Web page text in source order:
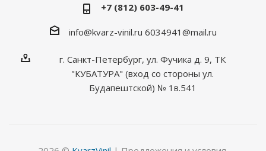
+7 (812) 603-49-41
info@kvarz-vinil.ru 6034941@mail.ru
г. Санкт-Петербург, ул. Фучика д. 9, ТК
"КУБАТУРА" (вход со стороны ул.
Будапештской) № 1в.541